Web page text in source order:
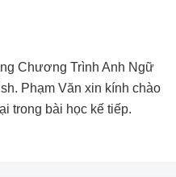
Chương Trình Anh Ngữ
Phạm Văn xin kính chào
trong bài học kế tiếp.